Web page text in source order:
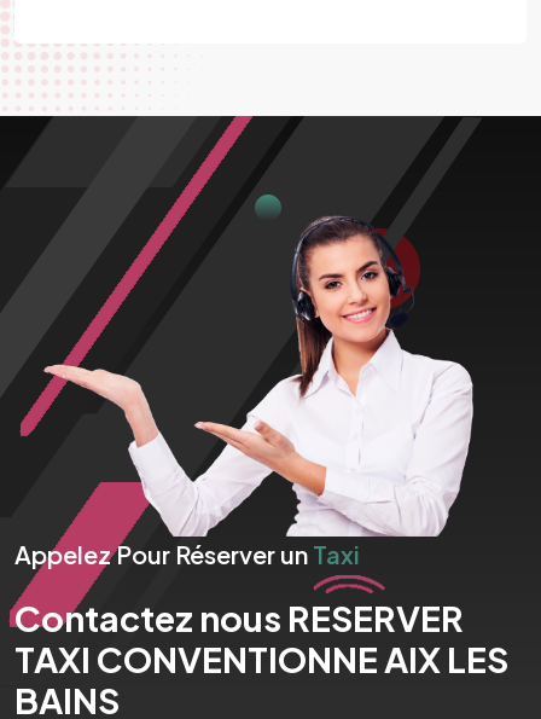
Appelez Pour Réserver un Taxi
Contactez nous RESERVER
TAXI CONVENTIONNE AIX LES
BAINS